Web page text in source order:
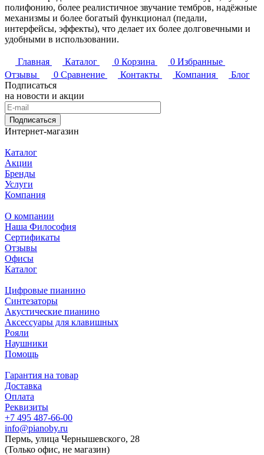
полифонию, более реалистичное звучание тембров, надёжные
механизмы и более богатый функционал (педали,
интерфейсы, эффекты), что делает их более долговечными и
удобными в использовании.
Главная Каталог 0 Корзина 0 Избранные
Отзывы
0 Сравнение Контакты Компания
Блог
Подписаться
на новости и акции
Подписаться
Интернет-магазин
Каталог
Акции
Бренды
Услуги
Компания
О компании
Наша Философия
Сертификаты
Отзывы
Офисы
Каталог
Цифровые пианино
Синтезаторы
Акустические пианино
Аксессуары для клавишных
Рояли
Наушники
Помощь
Гарантия на товар
Доставка
Оплата
Реквизиты
+7 495 487-66-00
info@pianoby.ru
Пермь, улица Чернышевского, 28
(Только офис, не магазин)